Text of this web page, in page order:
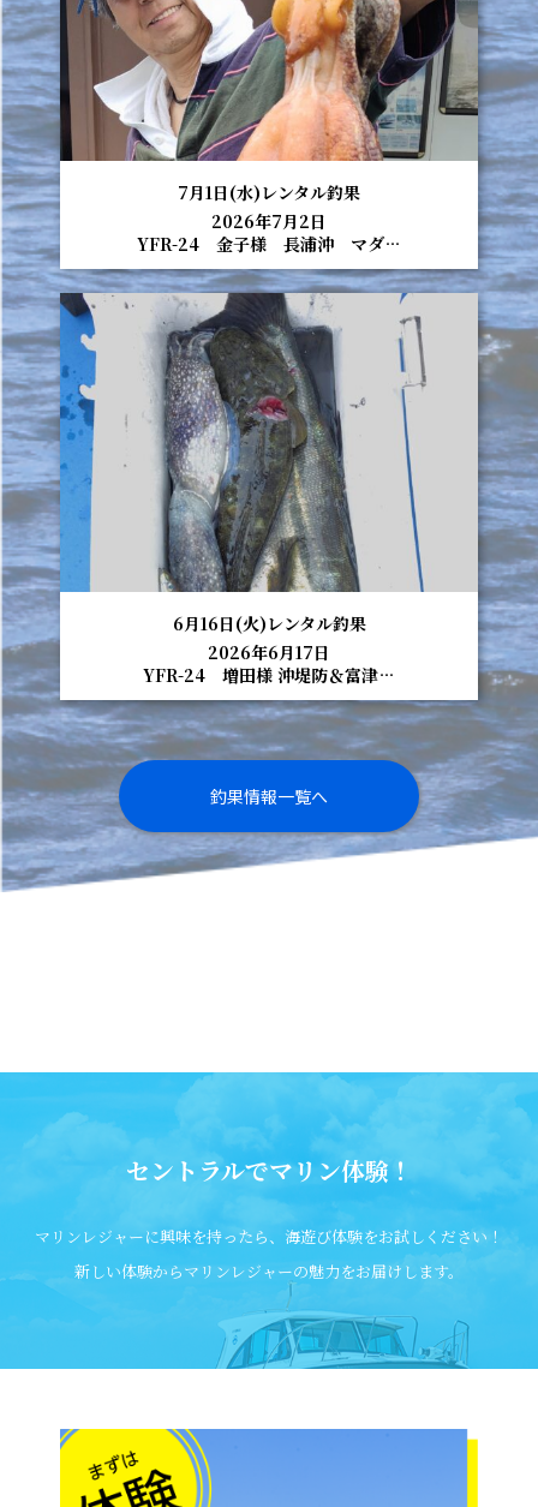
7月1日(水)レンタル釣果
2026年7月2日
YFR-24 金子様 長浦沖 マダ…
6月16日(火)レンタル釣果
2026年6月17日
YFR-24 増田様 沖堤防＆富津…
釣果情報一覧へ
セントラルでマリン体験！
マリンレジャーに興味を持ったら、海遊び体験をお試しください！
新しい体験からマリンレジャーの魅力をお届けします。